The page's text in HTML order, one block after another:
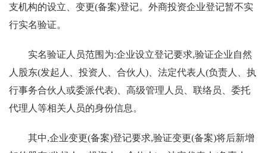
支机构的设立、变更(备案)登记。外商投资企业登记暂不实
行实名验证。
实名验证人员范围为:企业设立登记要求,验证企业自然
人股东(发起人、投资人、合伙人)、法定代表人(负责人、执
行事务合伙人或委派代表)、高级管理人员、联络员、委托
代理人等相关人员的身份信息。
其中,企业变更(备案)登记要求,验证变更(备案)将后新增